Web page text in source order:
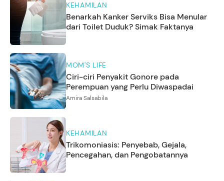
KEHAMILAN
Benarkah Kanker Serviks Bisa Menular
dari Toilet Duduk? Simak Faktanya
MOM'S LIFE
Ciri-ciri Penyakit Gonore pada
Perempuan yang Perlu Diwaspadai
Amira Salsabila
KEHAMILAN
Trikomoniasis: Penyebab, Gejala,
Pencegahan, dan Pengobatannya